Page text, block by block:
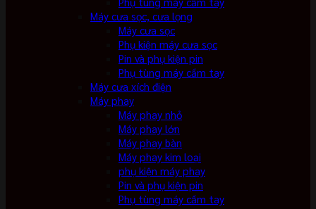
Máy cưa sọc, cưa lọng
Máy cưa sọc
Phụ kiện máy cưa sọc
Pin và phụ kiện pin
Phụ tùng máy cầm tay
Máy cưa xích điện
Máy phay
Máy phay nhỏ
Máy phay lớn
Máy phay bàn
Máy phay kim loại
phụ kiện máy phay
Pin và phụ kiện pin
Phụ tùng máy cầm tay